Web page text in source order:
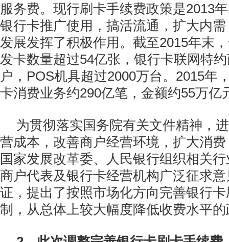
服务费。现行刷卡手续费政策是2013
银行卡推广使用，搞活流通，扩大内
发展发挥了积极作用。截至2015年末
发卡数量超过54亿张，银行卡联网特
户，POS机具超过2000万台。2015年
卡消费业务约290亿笔，金额约55万亿
为贯彻落实国务院有关文件精神，
营成本，改善商户经营环境，扩大消
国家发展改革委、人民银行组织相关
商户代表及银行卡经营机构广泛征求
证，提出了按照市场化方向完善银行
制，从总体上较大幅度降低收费水平